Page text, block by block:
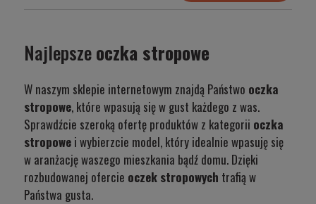
Najlepszeoczka stropowe
W naszym sklepie internetowym znajdą Państwo oczka
stropowe, które wpasują się w gust każdego z was.
Sprawdźcie szeroką ofertę produktów z kategorii oczka
stropowe i wybierzcie model, który idealnie wpasuję się
w aranżację waszego mieszkania bądź domu. Dzięki
rozbudowanej ofercie oczek stropowych trafią w
Państwa gusta.